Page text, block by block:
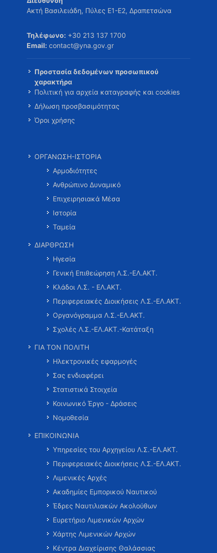
Ακτή Βασιλειάδη, Πύλες Ε1-Ε2, Δραπετσώνα
Τηλέφωνο: +30 213 137 1700
Email: contact@yna.gov.gr
Προστασία δεδομένων προσωπικού
χαρακτήρα
Πολιτική για αρχεία καταγραφής και cookies
Δήλωση προσβασιμότητας
Όροι χρήσης
ΟΡΓΑΝΩΣΗ-ΙΣΤΟΡΙΑ
Αρμοδιότητες
Ανθρώπινο Δυναμικό
Επιχειρησιακά Μέσα
Ιστορία
Ταμεία
ΔΙΑΡΘΡΩΣΗ
Ηγεσία
Γενική Επιθεώρηση Λ.Σ.-ΕΛ.ΑΚΤ.
Κλάδοι Λ.Σ. - ΕΛ.ΑΚΤ.
Περιφερειακές Διοικήσεις Λ.Σ.-ΕΛ.ΑΚΤ.
Οργανόγραμμα Λ.Σ.-ΕΛ.ΑΚΤ.
Σχολές Λ.Σ.-ΕΛ.ΑΚΤ.-Κατάταξη
ΓΙΑ ΤΟΝ ΠΟΛΙΤΗ
Ηλεκτρονικές εφαρμογές
Σας ενδιαφέρει
Στατιστικά Στοιχεία
Κοινωνικό Έργο - Δράσεις
Νομοθεσία
ΕΠΙΚΟΙΝΩΝΙΑ
Υπηρεσίες του Αρχηγείου Λ.Σ.-ΕΛ.ΑΚΤ.
Περιφερειακές Διοικήσεις Λ.Σ.-ΕΛ.ΑΚΤ.
Λιμενικές Αρχές
Ακαδημίες Εμπορικού Ναυτικού
Έδρες Ναυτιλιακών Ακολούθων
Ευρετήριο Λιμενικών Αρχών
Χάρτης Λιμενικών Αρχών
Κέντρα Διαχείρισης Θαλάσσιας